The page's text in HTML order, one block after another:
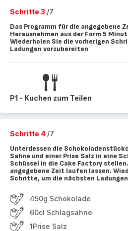
Schritte 3 /7
Das Programm für die angegebene
Herausnehmen aus der Form 5
Wiederholen Sie die vorherigen
Ladungen vorzubereiten
P1 - Kuchen zum Teilen
Schritte 4 /7
Unterdessen die
Sahne und einer Prise Salz in eine
Schüssel in die Cake Factory
angegebene Zeit laufen lassen.
Schritte, um die nächsten
450g Schokolade
60cl Schlagsahne
1Prise Salz